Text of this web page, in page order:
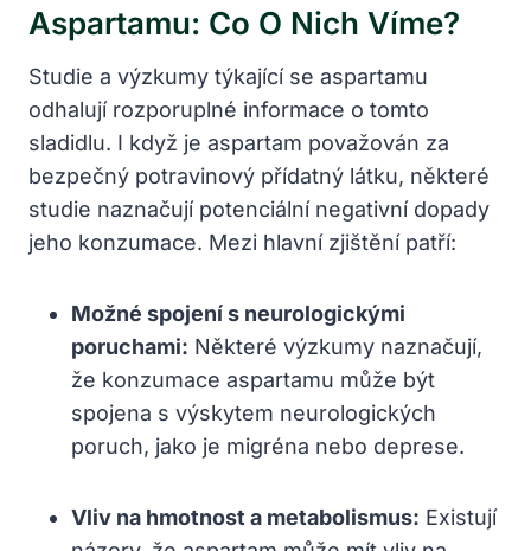
Aspartamu: Co O Nich Víme?
Studie a výzkumy týkající se aspartamu
odhalují rozporuplné informace o tomto
sladidlu. I když je aspartam považován za
bezpečný potravinový přídatný látku, některé
studie naznačují potenciální negativní dopady
jeho konzumace. Mezi hlavní zjištění patří:
Možné spojení s neurologickými
poruchami: Některé výzkumy naznačují,
že konzumace aspartamu může být
spojena s výskytem neurologických
poruch, jako je migréna nebo deprese.
Vliv na hmotnost a metabolismus: Existují